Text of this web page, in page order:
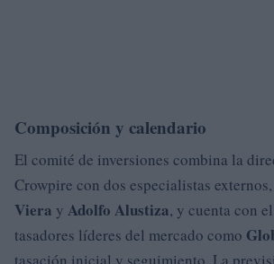
Composición y calendario
El comité de inversiones combina la
Crowpire con dos especialistas externos,
Viera y Adolfo Alustiza, y cuenta con
tasadores líderes del mercado como